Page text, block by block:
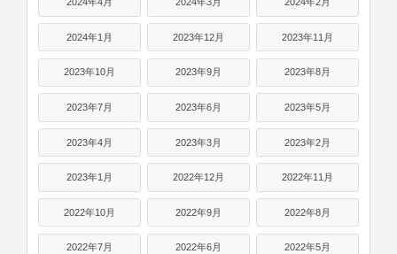
2024年1月 2023年12月 2023年11月
2023年10月 2023年9月 2023年8月
2023年7月 2023年6月 2023年5月
2023年4月 2023年3月 2023年2月
2023年1月 2022年12月 2022年11月
2022年10月 2022年9月 2022年8月
2022年7月 2022年6月 2022年5月